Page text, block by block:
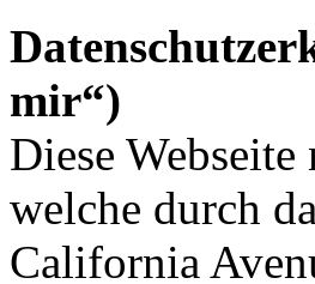
mir“)
Diese
welche durch
California